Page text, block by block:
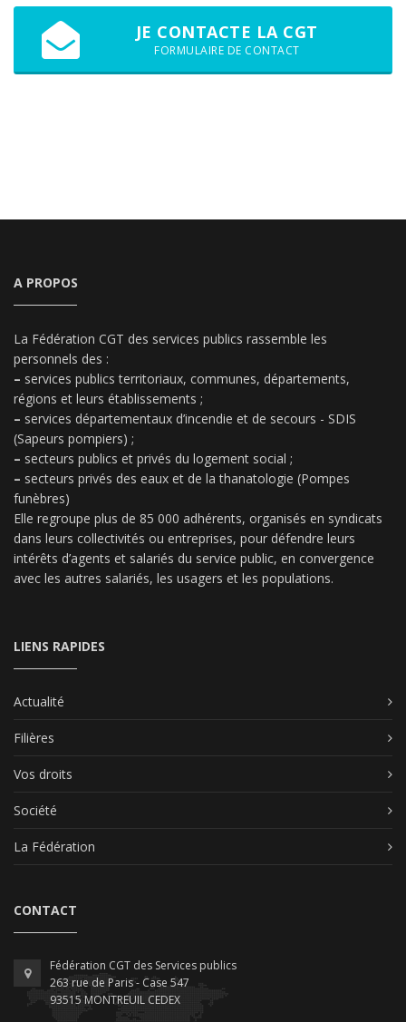
JE CONTACTE LA CGT
FORMULAIRE DE CONTACT
A PROPOS
La Fédération CGT des services publics rassemble les
personnels des :
– services publics territoriaux, communes, départements,
régions et leurs établissements ;
– services départementaux d’incendie et de secours - SDIS
(Sapeurs pompiers) ;
– secteurs publics et privés du logement social ;
– secteurs privés des eaux et de la thanatologie (Pompes
funèbres)
Elle regroupe plus de 85 000 adhérents, organisés en syndicats
dans leurs collectivités ou entreprises, pour défendre leurs
intérêts d’agents et salariés du service public, en convergence
avec les autres salariés, les usagers et les populations.
LIENS RAPIDES
Actualité
Filières
Vos droits
Société
La Fédération
CONTACT
Fédération CGT des Services publics
263 rue de Paris - Case 547
93515 MONTREUIL CEDEX